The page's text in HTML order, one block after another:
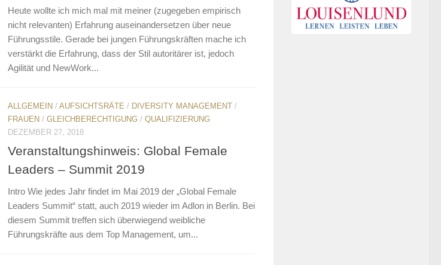
Heute wollte ich mich mal mit meiner (zugegeben empirisch
nicht relevanten) Erfahrung auseinandersetzen über neue
Führungsstile. Gerade bei jungen Führungskräften mache ich
verstärkt die Erfahrung, dass der Stil autoritärer ist, jedoch
Agilität und NewWork...
ALLGEMEIN / AUFSICHTSRÄTE / DIVERSITY MANAGEMENT /
FRAUEN / GLEICHBERECHTIGUNG / QUALIFIZIERUNG
DEZEMBER 27, 2018
Veranstaltungshinweis: Global Female
Leaders – Summit 2019
Intro Wie jedes Jahr findet im Mai 2019 der „Global Female
Leaders Summit“ statt, auch 2019 wieder im Adlon in Berlin. Bei
diesem Summit treffen sich überwiegend weibliche
Führungskräfte aus dem Top Management, um...